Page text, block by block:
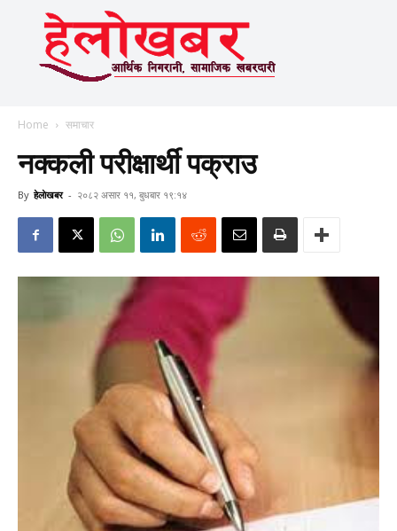
Home समाचार
नक्कली परीक्षार्थी पक्राउ
By हेलाेखबर - २०८२ असार ११, बुधबार १९:१४